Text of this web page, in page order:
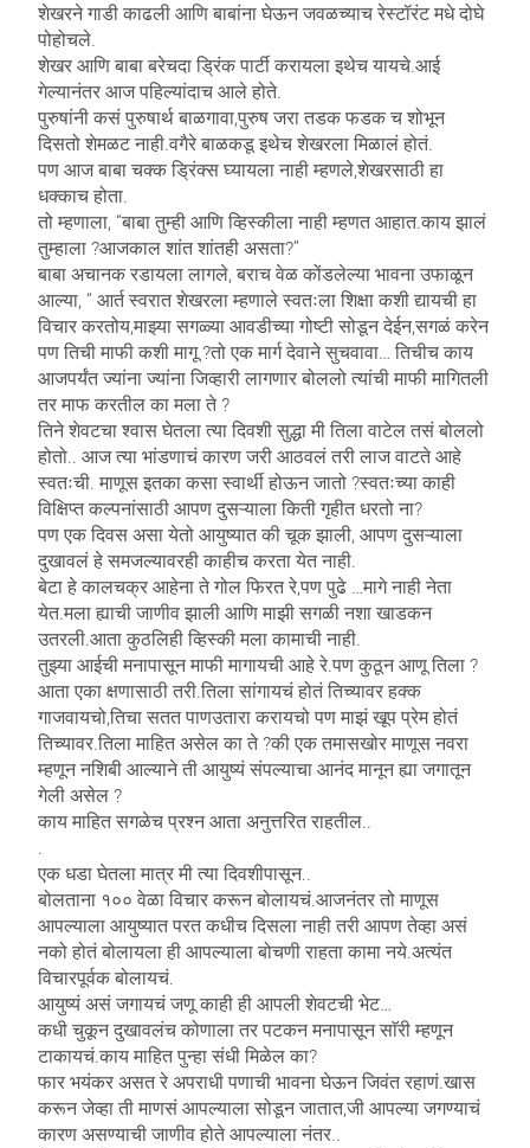
शेखरने गाडी काढली आणि बाबांना घेऊन जवळच्याच रेस्टॉरंट मधे दोघे
पोहोचले.
शेखर आणि बाबा बरेचदा ड्रिंक पार्टी करायला इथेच यायचे.आई
गेल्यानंतर आज पहिल्यांदाच आले होते.
पुरुषांनी कसं पुरुषार्थ बाळगावा,पुरुष जरा तडक फडक च शोभून
दिसतो शेमळट नाही.वगैरे बाळकडू इथेच शेखरला मिळालं होतं.
पण आज बाबा चक्क ड्रिंक्स घ्यायला नाही म्हणले,शेखरसाठी हा
धक्काच होता.
तो म्हणाला, “बाबा तुम्ही आणि व्हिस्कीला नाही म्हणत आहात.काय झालं
तुम्हाला ?आजकाल शांत शांतही असता?”
बाबा अचानक रडायला लागले, बराच वेळ कोंडलेल्या भावना उफाळून
आल्या, “ आर्त स्वरात शेखरला म्हणाले स्वतःला शिक्षा कशी द्यायची हा
विचार करतोय,माझ्या सगळ्या आवडीच्या गोष्टी सोडून देईन,सगळं करेन
पण तिची माफी कशी मागू ?तो एक मार्ग देवाने सुचवावा… तिचीच काय
आजपर्यंत ज्यांना ज्यांना जिव्हारी लागणार बोललो त्यांची माफी मागितली
तर माफ करतील का मला ते ?
तिने शेवटचा श्वास घेतला त्या दिवशी सुद्धा मी तिला वाटेल तसं बोललो
होतो.. आज त्या भांडणाचं कारण जरी आठवलं तरी लाज वाटते आहे
स्वतःची. माणूस इतका कसा स्वार्थी होऊन जातो ?स्वतःच्या काही
विक्षिप्त कल्पनांसाठी आपण दुसऱ्याला किती गृहीत धरतो ना?
पण एक दिवस असा येतो आयुष्यात की चूक झाली, आपण दुसऱ्याला
दुखावलं हे समजल्यावरही काहीच करता येत नाही.
बेटा हे कालचक्र आहेना ते गोल फिरत रे,पण पुढे …मागे नाही नेता
येत.मला ह्याची जाणीव झाली आणि माझी सगळी नशा खाडकन
उतरली.आता कुठलिही व्हिस्की मला कामाची नाही.
तुझ्या आईची मनापासून माफी मागायची आहे रे.पण कुठून आणू तिला ?
आता एका क्षणासाठी तरी.तिला सांगायचं होतं तिच्यावर हक्क
गाजवायचो,तिचा सतत पाणउतारा करायचो पण माझं खूप प्रेम होतं
तिच्यावर.तिला माहित असेल का ते ?की एक तमासखोर माणूस नवरा
म्हणून नशिबी आल्याने ती आयुष्यं संपल्याचा आनंद मानून ह्या जगातून
गेली असेल ?
काय माहित सगळेच प्रश्न आता अनुत्तरित राहतील..
.
एक धडा घेतला मात्र मी त्या दिवशीपासून..
बोलताना १०० वेळा विचार करून बोलायचं.आजनंतर तो माणूस
आपल्याला आयुष्यात परत कधीच दिसला नाही तरी आपण तेव्हा असं
नको होतं बोलायला ही आपल्याला बोचणी राहता कामा नये.अत्यंत
विचारपूर्वक बोलायचं.
आयुष्यं असं जगायचं जणू काही ही आपली शेवटची भेट…
कधी चुकून दुखावलंच कोणाला तर पटकन मनापासून साॅरी म्हणून
टाकायचं.काय माहित पुन्हा संधी मिळेल का?
फार भयंकर असत रे अपराधी पणाची भावना घेऊन जिवंत रहाणं.खास
करून जेव्हा ती माणसं आपल्याला सोडून जातात,जी आपल्या जगण्याचं
कारण असण्याची जाणीव होते आपल्याला नंतर..